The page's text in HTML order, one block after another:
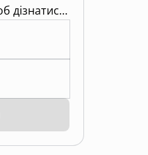
Змініть кількість гостей щоб дізнатись ціну